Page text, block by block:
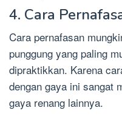
4. Cara
Cara pernafasan
punggung yang paling
dipraktikkan. Karena
dengan gaya ini sangat
gaya renang lainnya.